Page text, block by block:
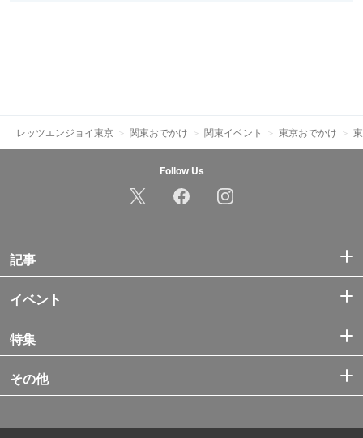
レッツエンジョイ東京 関東おでかけ 関東イベント 東京おでかけ
Follow Us
記事
イベント
特集
その他